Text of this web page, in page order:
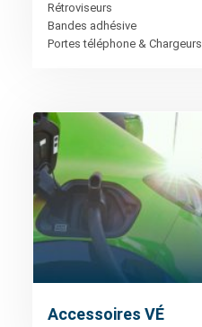
Rétroviseurs
Bandes adhésive
Portes téléphone & Chargeurs
Accessoires VÉ